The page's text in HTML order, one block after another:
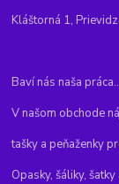
Kláštorná 1,
Baví nás naša
V našom obchode
tašky a peňaženky
Opasky, šáliky,